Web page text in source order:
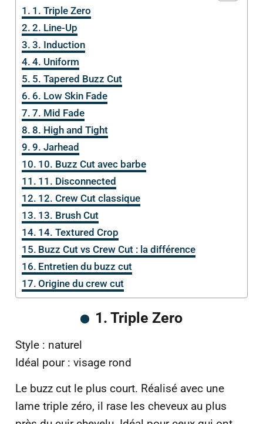
1. Triple Zero
2. Line-Up
3. Induction
4. Uniform
5. Tapered Buzz Cut
6. Low Skin Fade
7. Mid Fade
8. High and Tight
9. Jarhead
10. Buzz Cut avec barbe
11. Disconnected
12. Crew Cut classique
13. Brush Cut
14. Textured Crop
Buzz Cut vs Crew Cut : la différence
Entretien du buzz cut
Origine du crew cut
1. Triple Zero
Style : naturel
Idéal pour : visage rond
Le buzz cut le plus court. Réalisé avec une
lame triple zéro, il rase les cheveux au plus